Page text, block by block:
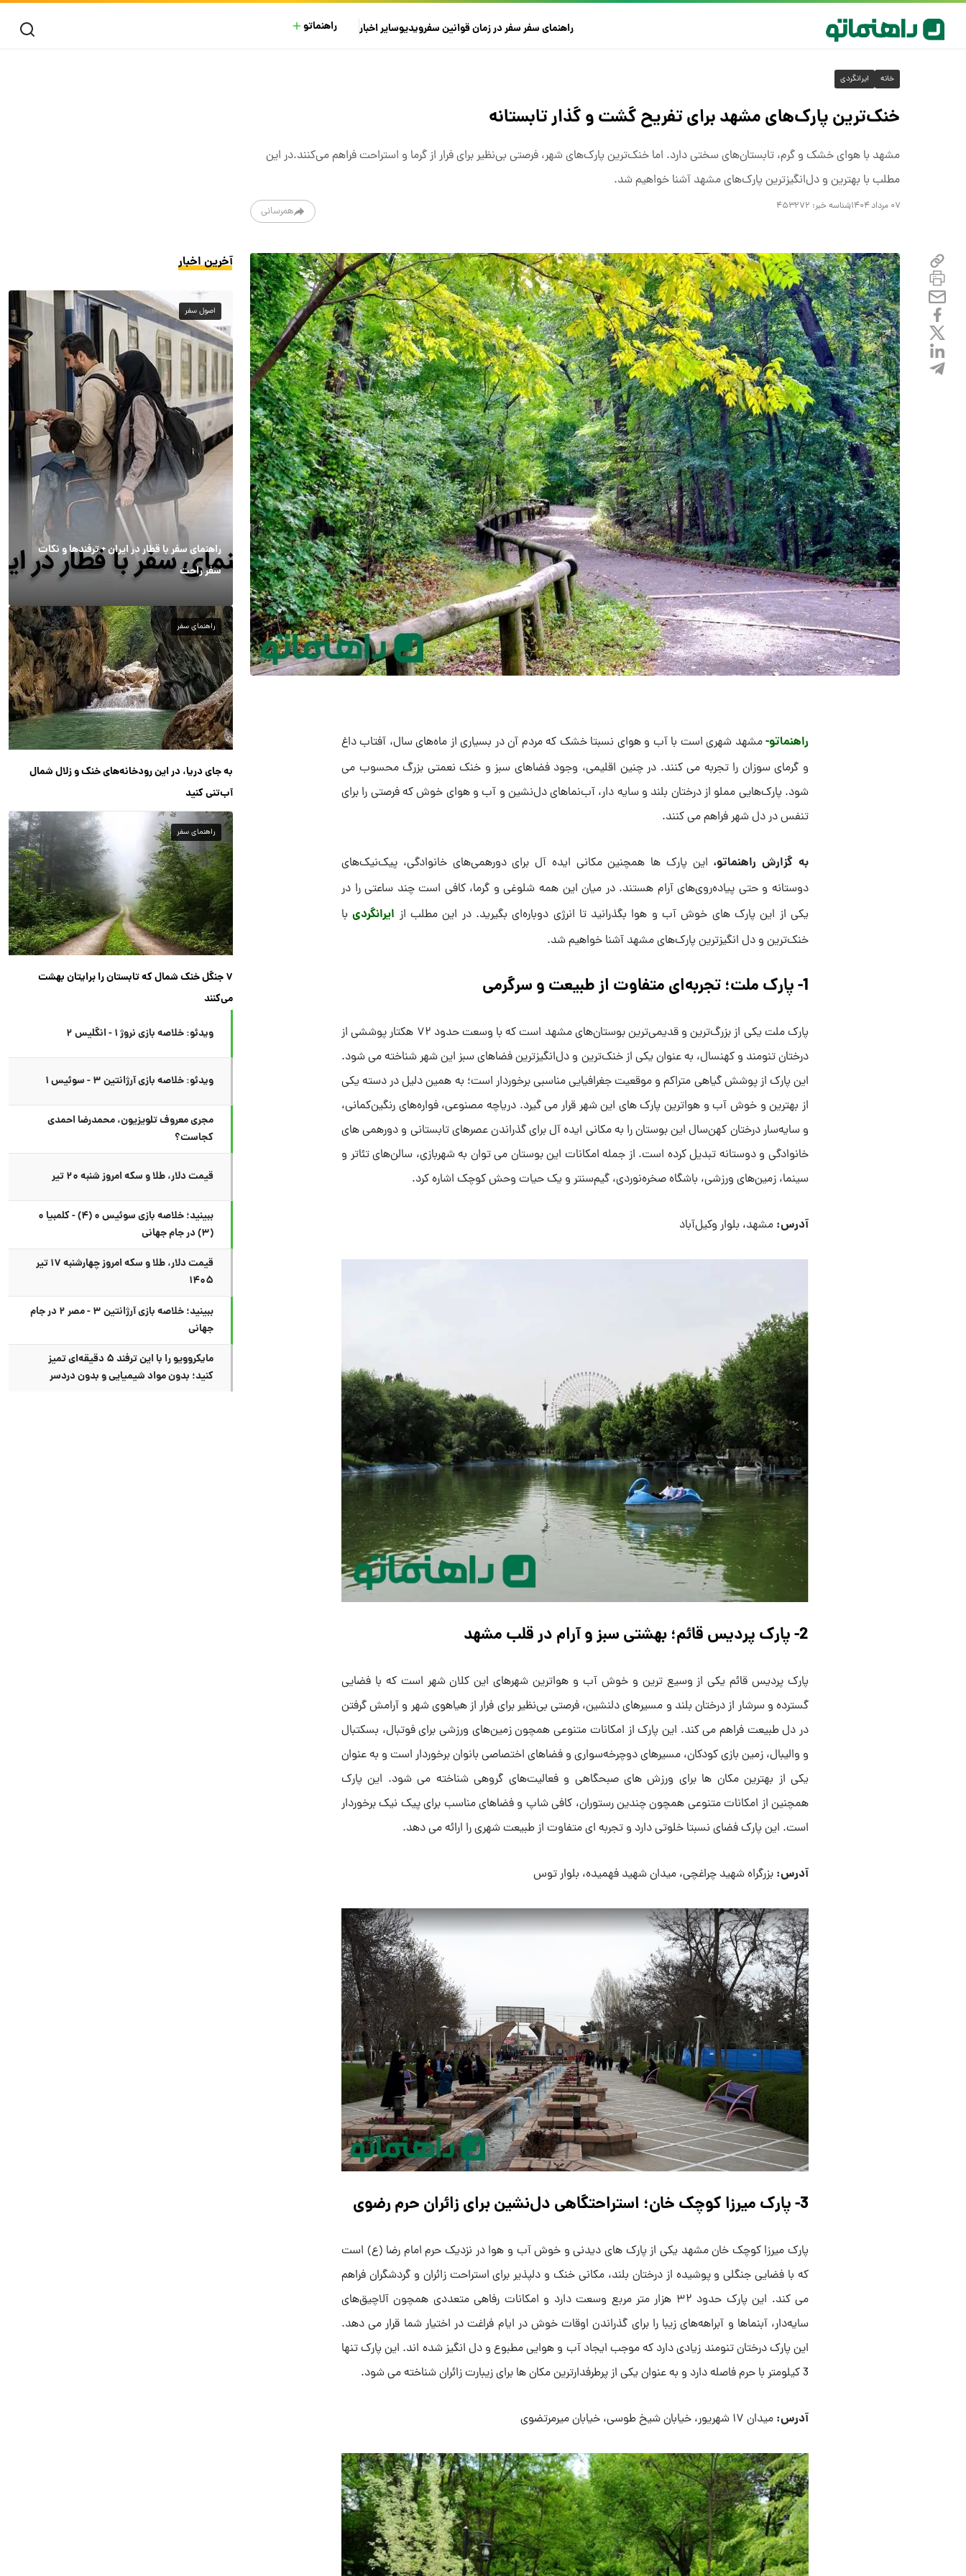
راهنمای سفرسفر در زمانقوانین سفرویدیوسایراخبار راهنماتو
خانه ایرانگردی
خنک‌ترین پارک‌های مشهد برای تفریح گشت و گذار تابستانه
مشهد با هوای خشک و گرم، تابستان‌های سختی دارد. اما خنک‌ترین پارک‌های شهر، فرصتی بی‌نظیر برای فرار از گرما و استراحت فراهم می‌کنند.در این
مطلب با بهترین و دل‌انگیزترین پارک‌های مشهد آشنا خواهیم شد.
۰۷ مرداد ۱۴۰۴ شناسه خبر: ۴۵۳۲۷۲ همرسانی
راهنماتو-مشهد شهری است با آب و هوای نسبتا خشک که مردم آن در بسیاری از ماه‌های سال، آفتاب داغ
و گرمای سوزان را تجربه می کنند. در چنین اقلیمی، وجود فضاهای سبز و خنک نعمتی بزرگ محسوب می
شود. پارک‌هایی مملو از درختان بلند و سایه دار، آب‌نماهای دل‌نشین و آب و هوای خوش که فرصتی را برای
تنفس در دل شهر فراهم می کنند.
به گزارش راهنماتو، این پارک ها همچنین مکانی ایده آل برای دورهمی‌های خانوادگی، پیک‌نیک‌های
دوستانه و حتی پیاده‌روی‌های آرام هستند. در میان این همه شلوغی و گرما، کافی است چند ساعتی را در
یکی از این پارک های خوش آب و هوا بگذرانید تا انرژی دوباره‌ای بگیرید. در این مطلب از ایرانگردیبا
خنک‌ترین و دل انگیزترین پارک‌های مشهد آشنا خواهیم شد.
1- پارک ملت؛ تجربه‌ای متفاوت از طبیعت و سرگرمی
پارک ملت یکی از بزرگ‌ترین و قدیمی‌ترین بوستان‌های مشهد است که با وسعت حدود ۷۲ هکتار پوششی از
درختان تنومند و کهنسال، به عنوان یکی از خنک‌ترین و دل‌انگیزترین فضاهای سبز این شهر شناخته می شود.
این پارک از پوشش گیاهی متراکم و موقعیت جغرافیایی مناسبی برخوردار است؛ به همین دلیل در دسته یکی
از بهترین و خوش آب و هواترین پارک های این شهر قرار می گیرد. دریاچه مصنوعی، فواره‌های رنگین‌کمانی،
و سایه‌سار درختان کهن‌سال این بوستان را به مکانی ایده آل برای گذراندن عصرهای تابستانی و دورهمی های
خانوادگی و دوستانه تبدیل کرده است. از جمله امکانات این بوستان می توان به شهربازی، سالن‌های تئاتر و
سینما، زمین‌های ورزشی، باشگاه صخره‌نوردی، گیم‌سنتر و یک حیات وحش کوچک اشاره کرد.
آدرس: مشهد، بلوار وکیل‌آباد
2- پارک پردیس قائم؛ بهشتی سبز و آرام در قلب مشهد
پارک پردیس قائم یکی از وسیع ترین و خوش آب و هواترین شهرهای این کلان شهر است که با فضایی
گسترده و سرشار از درختان بلند و مسیرهای دلنشین، فرصتی بی‌نظیر برای فرار از هیاهوی شهر و آرامش گرفتن
در دل طبیعت فراهم می کند. این پارک از امکانات متنوعی همچون زمین‌های ورزشی برای فوتبال، بسکتبال
و والیبال، زمین بازی کودکان، مسیرهای دوچرخه‌سواری و فضاهای اختصاصی بانوان برخوردار است و به عنوان
یکی از بهترین مکان ها برای ورزش های صبحگاهی و فعالیت‌های گروهی شناخته می شود. این پارک
همچنین از امکانات متنوعی همچون چندین رستوران، کافی شاپ و فضاهای مناسب برای پیک نیک برخوردار
است. این پارک فضای نسبتا خلوتی دارد و تجربه ای متفاوت از طبیعت شهری را ارائه می دهد.
آدرس: بزرگراه شهید چراغچی، میدان شهید فهمیده، بلوار توس
3- پارک میرزا کوچک خان؛ استراحتگاهی دل‌نشین برای زائران حرم رضوی
پارک میرزا کوچک خان مشهد یکی از پارک های دیدنی و خوش آب و هوا در نزدیک حرم امام رضا (ع) است
که با فضایی جنگلی و پوشیده از درختان بلند، مکانی خنک و دلپذیر برای استراحت زائران و گردشگران فراهم
می کند. این پارک حدود ۳۲ هزار متر مربع وسعت دارد و امکانات رفاهی متعددی همچون آلاچیق‌های
سایه‌دار، آبنماها و آبراهه‌های زیبا را برای گذراندن اوقات خوش در ایام فراغت در اختیار شما قرار می دهد.
این پارک درختان تنومند زیادی دارد که موجب ایجاد آب و هوایی مطبوع و دل انگیز شده اند. این پارک تنها
3 کیلومتر با حرم فاصله دارد و به عنوان یکی از پرطرفدارترین مکان ها برای زیبارت زائران شناخته می شود.
آدرس: میدان ۱۷ شهریور، خیابان شیخ طوسی، خیابان میرمرتضوی
آخرین اخبار
اصول سفر
راهنمای سفر با قطار در ایران + ترفندها و نکات
سفر راحت
راهنمای سفر
به جای دریا، در این رودخانه‌های خنک و زلال شمال
آب‌تنی کنید
راهنمای سفر
۷ جنگل خنک شمال که تابستان را برایتان بهشت
می‌کنند
ویدئو: خلاصه بازی نروژ ۱ - انگلیس ۲
ویدئو: خلاصه بازی آرژانتین ۳ - سوئیس ۱
مجری معروف تلویزیون، محمدرضا احمدی
کجاست؟
قیمت دلار، طلا و سکه امروز شنبه ۲۰ تیر
ببینید؛ خلاصه بازی سوئیس ۰ (۴) - کلمبیا ۰
(۳) در جام جهانی
قیمت دلار، طلا و سکه امروز چهارشنبه ۱۷ تیر
۱۴۰۵
ببینید؛ خلاصه بازی آرژانتین ۳ - مصر ۲ در جام
جهانی
مایکروویو را با این ترفند ۵ دقیقه‌ای تمیز
کنید؛ بدون مواد شیمیایی و بدون دردسر